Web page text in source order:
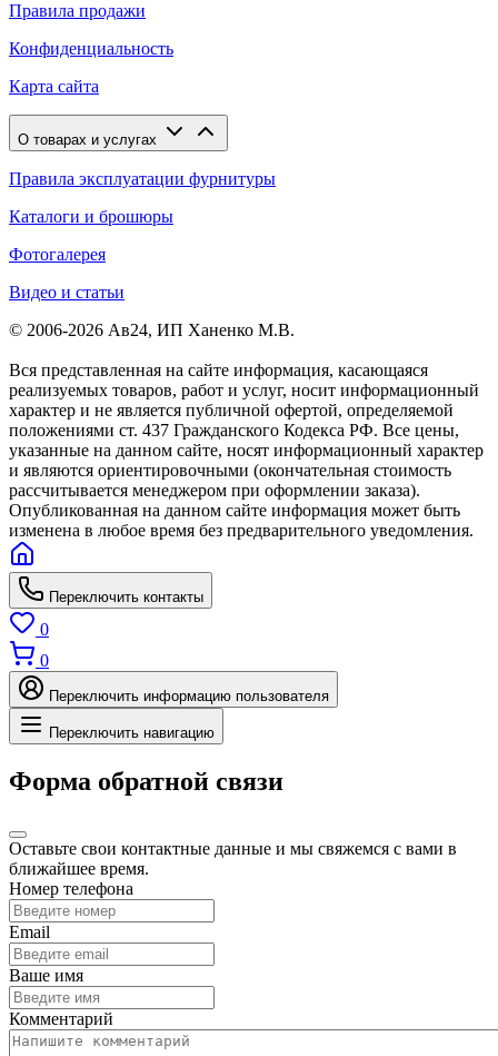
Правила продажи
Конфиденциальность
Карта сайта
О товарах и услугах
Правила эксплуатации фурнитуры
Каталоги и брошюры
Фотогалерея
Видео и статьи
© 2006-2026 Ав24, ИП Ханенко М.В.
Вся представленная на сайте информация, касающаяся
реализуемых товаров, работ и услуг, носит информационный
характер и не является публичной офертой, определяемой
положениями ст. 437 Гражданского Кодекса РФ. Все цены,
указанные на данном сайте, носят информационный характер
и являются ориентировочными (окончательная стоимость
рассчитывается менеджером при оформлении заказа).
Опубликованная на данном сайте информация может быть
изменена в любое время без предварительного уведомления.
Переключить контакты
0
0
Переключить информацию пользователя
Переключить навигацию
Форма обратной связи
Оставьте свои контактные данные и мы свяжемся с вами в
ближайшее время.
Номер телефона
Email
Ваше имя
Комментарий